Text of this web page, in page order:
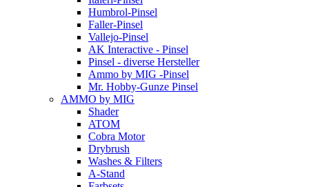
Humbrol-Pinsel
Faller-Pinsel
Vallejo-Pinsel
AK Interactive - Pinsel
Pinsel - diverse Hersteller
Ammo by MIG -Pinsel
Mr. Hobby-Gunze Pinsel
AMMO by MIG
Shader
ATOM
Cobra Motor
Drybrush
Washes & Filters
A-Stand